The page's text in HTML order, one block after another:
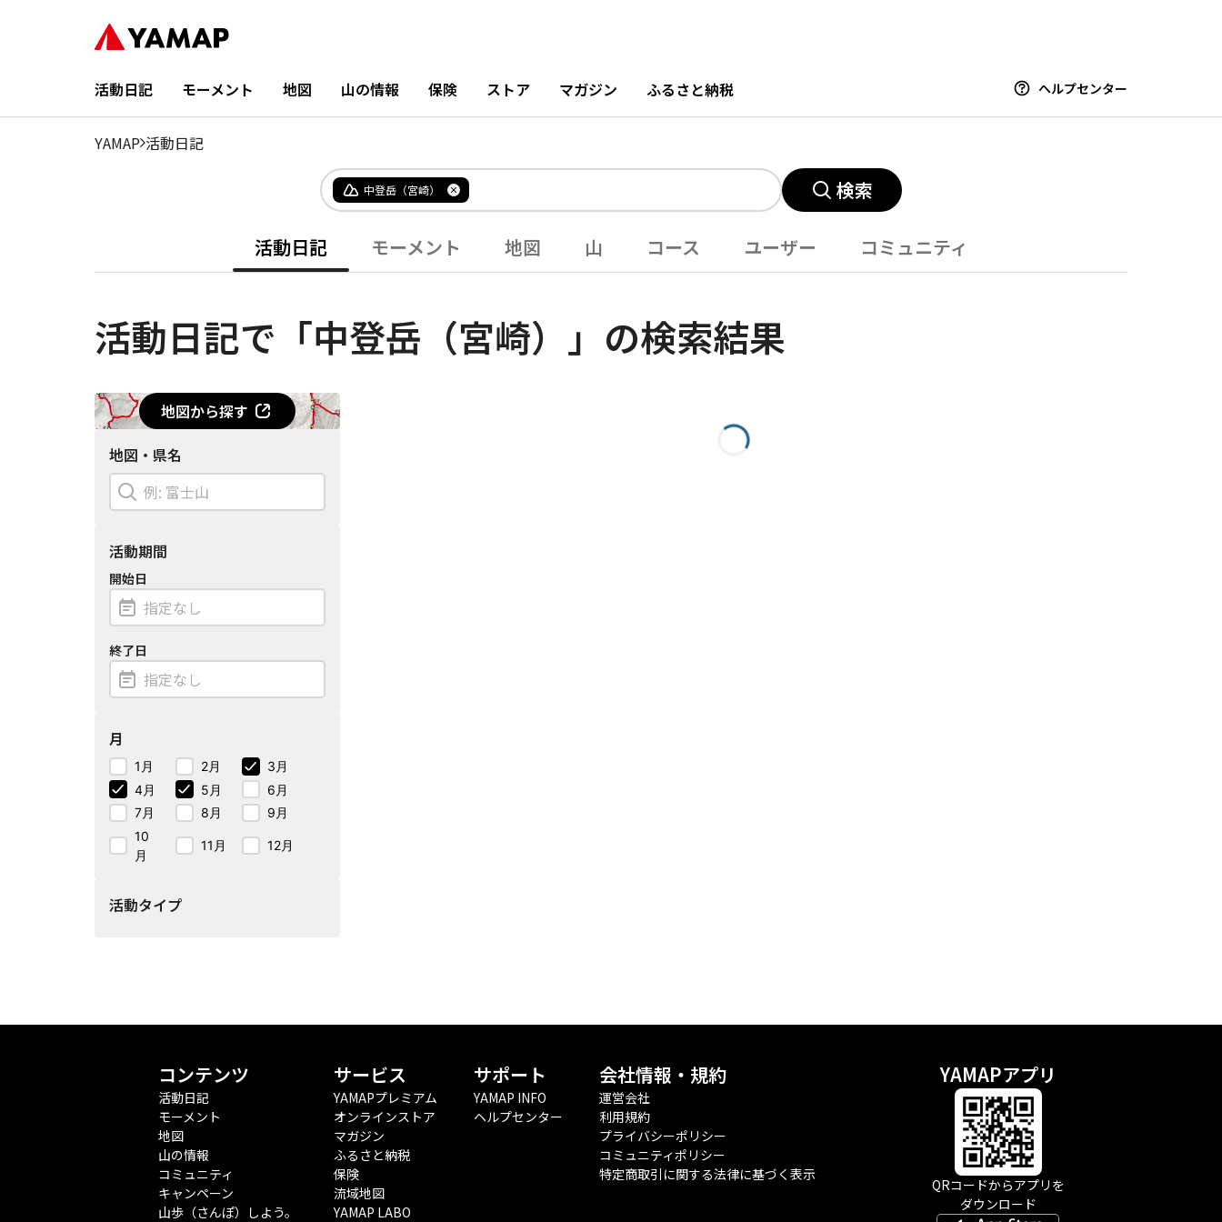
活動日記 モーメント 地図 山の情報 保険 ストア マガジン ふるさと納税 ヘルプセンター
YAMAP 活動日記
中登岳（宮崎） 検索
活動日記 モーメント 地図 山 コース ユーザー コミュニティ
活動日記で「中登岳（宮崎）」の検索結果
地図から探す
地図・県名
活動期間
開始日
終了日
月
1月 2月
3月
4月
5月
6月
7月
8月
9月
10
月
11月 12月
活動タイプ
コンテンツ
活動日記
モーメント
地図
山の情報
コミュニティ
キャンペーン
山歩（さんぽ）しよう。
サービス
YAMAPプレミアム
オンラインストア
マガジン
ふるさと納税
保険
流域地図
YAMAP LABO
サポート
YAMAP INFO
ヘルプセンター
会社情報・規約
運営会社
利用規約
プライバシーポリシー
コミュニティポリシー
特定商取引に関する法律に基づく表示
YAMAPアプリ
QRコードからアプリを
ダウンロード